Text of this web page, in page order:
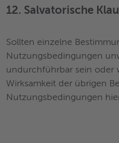
12. Salvatorische
Sollten einzelne
Nutzungsbedingungen
undurchführbar sein oder
Wirksamkeit der übrigen
Nutzungsbedingungen